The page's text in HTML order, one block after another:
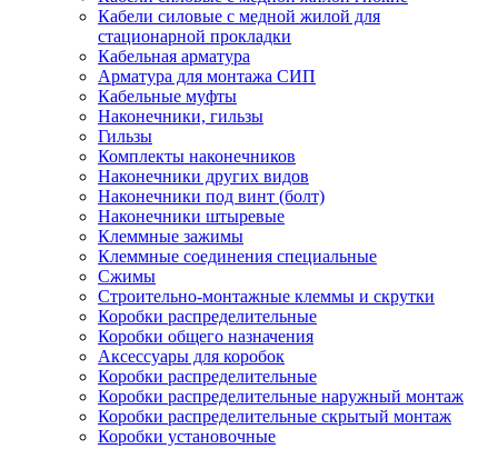
Кабели силовые с медной жилой для
стационарной прокладки
Кабельная арматура
Арматура для монтажа СИП
Кабельные муфты
Наконечники, гильзы
Гильзы
Комплекты наконечников
Наконечники других видов
Наконечники под винт (болт)
Наконечники штыревые
Клеммные зажимы
Клеммные соединения специальные
Сжимы
Строительно-монтажные клеммы и скрутки
Коробки распределительные
Коробки общего назначения
Аксессуары для коробок
Коробки распределительные
Коробки распределительные наружный монтаж
Коробки распределительные скрытый монтаж
Коробки установочные